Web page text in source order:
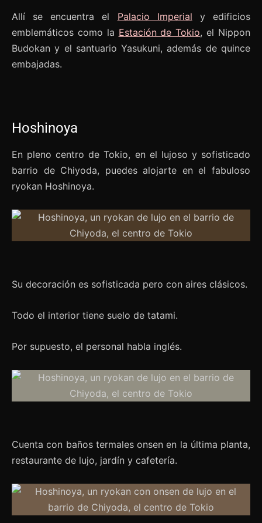
Allí se encuentra el Palacio Imperial y edificios
emblemáticos como la Estación de Tokio, el Nippon
Budokan y el santuario Yasukuni, además de quince
embajadas.
Hoshinoya
En pleno centro de Tokio, en el lujoso y sofisticado
barrio de Chiyoda, puedes alojarte en el fabuloso
ryokan Hoshinoya.
Su decoración es sofisticada pero con aires clásicos.
Todo el interior tiene suelo de tatami.
Por supuesto, el personal habla inglés.
Cuenta con baños termales onsen en la última planta,
restaurante de lujo, jardín y cafetería.